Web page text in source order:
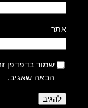
אתר
שמור בדפדפן
הבאה שאגיב.